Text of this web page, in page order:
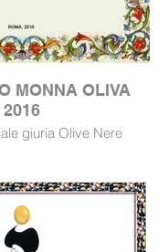
MONNA OLIVA
2016
giuria Olive Nere